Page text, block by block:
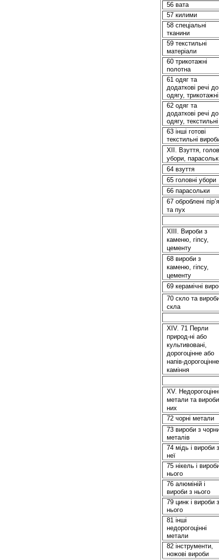
56 вата
57 килими
58 спеціальні
тканини
59 текстильні
матеріали
60 трикотажні
полотна
61 одяг та
додаткові речі до
одягу, трикотажні
62 одяг та
додаткові речі до
одягу, текстильні
63 іншi готові
текстильні
XII. Взуття,
убори,
64 взуття
65 головні убори
66 парасольки
67 оброблені пір’я
та пух
XIII. Вироби з
каменю, гіпсу,
цементу
68 вироби з
каменю, гіпсу,
цементу
69 керамічні
70 скло та
скла
XIV. 71 Перли
природ-ні або
культивовані,
дорогоцінне або
напів-дорогоцінне
каміння
XV.
метали та
них
72 чорні метали
73 вироби з
металів
74 мідь i вироби з
неї
75 нікель і
нього
76 алюміній i
вироби з нього
79 цинк i вироби з
нього
81 іншi
недорогоцінні
метали
82 інструменти,
ножові вироби